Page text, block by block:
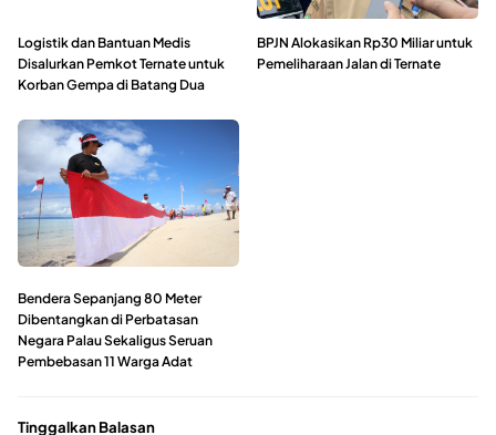
Logistik dan Bantuan Medis
Disalurkan Pemkot Ternate untuk
Korban Gempa di Batang Dua
BPJN Alokasikan Rp30 Miliar untuk
Pemeliharaan Jalan di Ternate
Bendera Sepanjang 80 Meter
Dibentangkan di Perbatasan
Negara Palau Sekaligus Seruan
Pembebasan 11 Warga Adat
Tinggalkan Balasan